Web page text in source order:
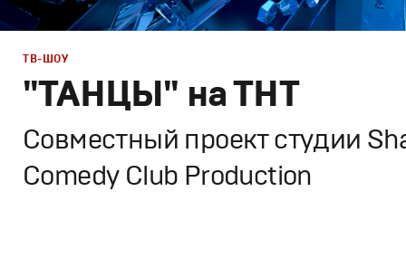
"ТАНЦЫ" на ТНТ
Cовместный проект студии
Comedy Club Production
ТВ-ШОУ